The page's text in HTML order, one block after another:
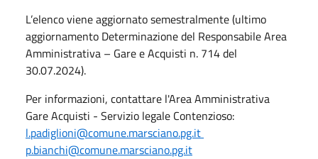
L’elenco viene aggiornato semestralmente (ultimo
aggiornamento Determinazione del Responsabile Area
Amministrativa – Gare e Acquisti n. 714 del
30.07.2024).
Per informazioni, contattare l'Area Amministrativa
Gare Acquisti - Servizio legale Contenzioso:
l.padiglioni@comune.marsciano.pg.it
p.bianchi@comune.marsciano.pg.it